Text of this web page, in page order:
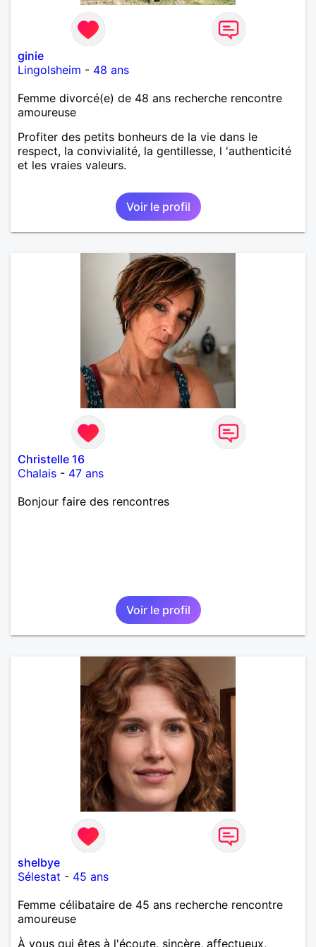
ginie
Lingolsheim - 48 ans
Femme divorcé(e) de 48 ans recherche rencontre
amoureuse
Profiter des petits bonheurs de la vie dans le
respect, la convivialité, la gentillesse, l 'authenticité
et les vraies valeurs.
Voir le profil
Christelle 16
Chalais - 47 ans
Bonjour faire des rencontres
Voir le profil
shelbye
Sélestat - 45 ans
Femme célibataire de 45 ans recherche rencontre
amoureuse
À vous qui êtes à l'écoute, sincère, affectueux,